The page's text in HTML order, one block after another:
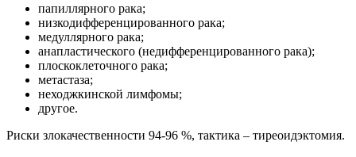
папиллярного рака;
низкодифференцированного рака;
медуллярного рака;
анапластического (недифференцированного рака);
плоскоклеточного рака;
метастаза;
неходжкинской лимфомы;
другое.
Риски злокачественности 94-96 %, тактика – тиреоидэктомия.